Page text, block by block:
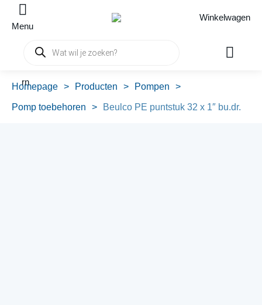
Menu
Winkelwagen
Producten
zoeken
rn
Homepage > Producten > Pompen >
Pomp toebehoren > Beulco PE puntstuk 32 x 1″ bu.dr.